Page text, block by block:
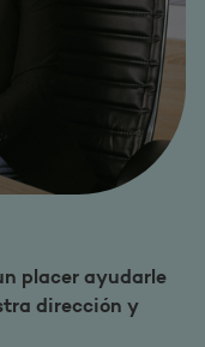
placer ayudarle
dirección y